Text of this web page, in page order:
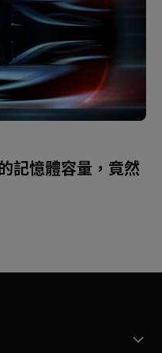
記憶體容量，竟然